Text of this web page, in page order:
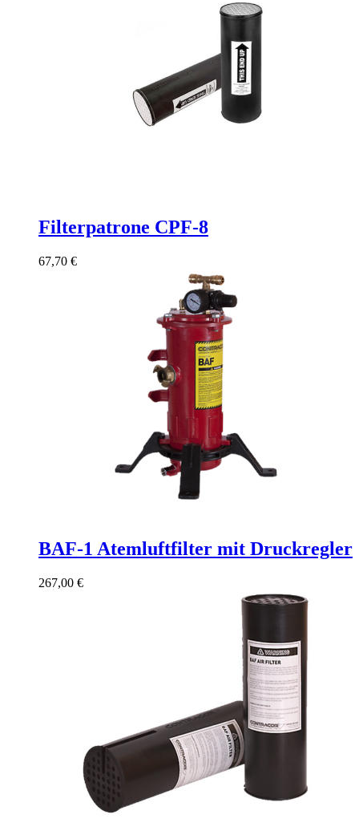
Filterpatrone CPF-8
67,70 €
BAF-1 Atemluftfilter mit Druckregler
267,00 €